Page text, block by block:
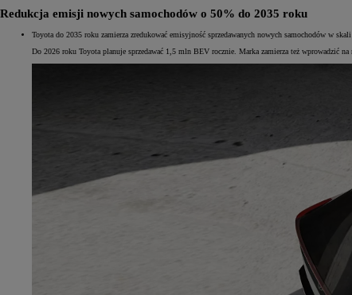
Redukcja emisji nowych samochodów o 50% do 2035 roku
Toyota do 2035 roku zamierza zredukować emisyjność sprzedawanych nowych samochodów w
Do 2026 roku Toyota planuje sprzedawać 1,5 mln BEV rocznie. Marka zamierza też wprowadzić